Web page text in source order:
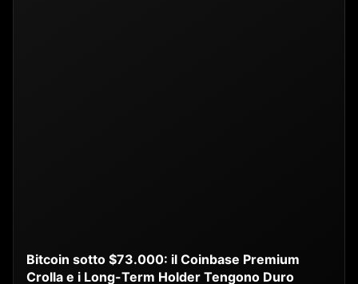
Bitcoin sotto $73.000: il Coinbase Premium
Crolla e i Long-Term Holder Tengono Duro